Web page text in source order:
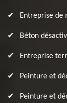
Entreprise de
Béton
Entreprise
Peinture et
Peinture et